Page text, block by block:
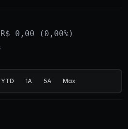
R$ 0,00 (0,00%)
YTD 1A 5A Max